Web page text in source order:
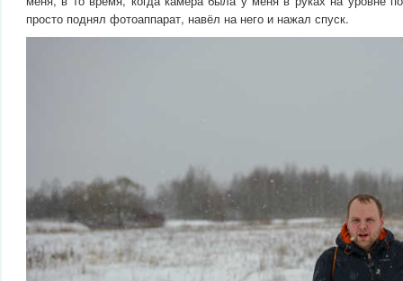
просто поднял фотоаппарат, навёл на него и нажал спуск.